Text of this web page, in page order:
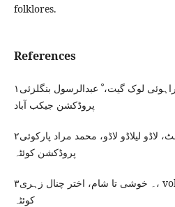
folklores.
References
۱۔ آڈیو کیسٹ ،براہوئی لوک گیت، ْ عبدالرسول بنگلزئی، vol.1، محفل
پروڈکشن جیکب آباد
۲۔ آڈیو کیسٹ، لاڈو لیلاڈو لاڈو، محمد مراد پارکوئی، vol-03 لکی
پروڈکشن کوئٹہ
۳۔ خوشی تا شام، اختر چنال زہری، vol-07 سنہری میوزک سینٹر
کوئٹہ